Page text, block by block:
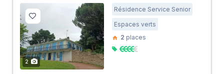
2
Résidence Service Senior
Espaces verts
2 places